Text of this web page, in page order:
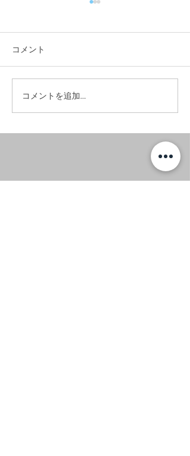
#竣工写真撮影へ。
コメント
コメントを追加…